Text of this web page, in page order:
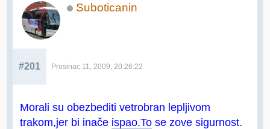
Suboticanin
#201 Prosinac 11, 2009, 20:26:22
Morali su obezbediti vetrobran lepljivom
trakom,jer bi inače ispao.To se zove sigurnost.